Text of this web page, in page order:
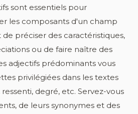
sont essentiels pour
les composants d'un champ
préciser des caractéristiques,
ou de faire naître des
adjectifs prédominants vous
privilégiées dans les textes
degré, etc. Servez-vous
de leurs synonymes et des